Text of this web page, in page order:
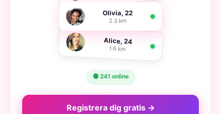
Olivia, 22
2.3 km
Alice, 24
1.6 km
🟢 241 online
Registrera dig gratis →